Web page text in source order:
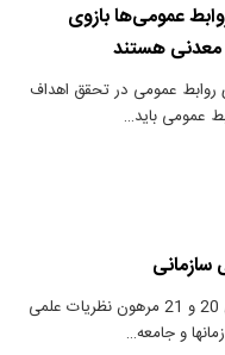
عمومی‌ها بازوی
هستند
روابط عمومی در تحقق اهداف
عمومی باید…
سازمانی
دنیای معدن: تحولات شگرف سازمانی در قرن 20 و 21 مرهون نظریات علمی
و جامعه…